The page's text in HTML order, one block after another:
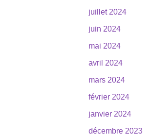
juillet 2024
juin 2024
mai 2024
avril 2024
mars 2024
février 2024
janvier 2024
décembre 2023